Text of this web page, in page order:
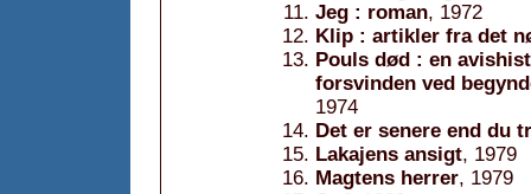
Jeg : roman, 1972
Klip : artikler fra det
Pouls død : en
forsvinden ved
1974
Det er senere end du
Lakajens ansigt, 1979
Magtens herrer, 1979